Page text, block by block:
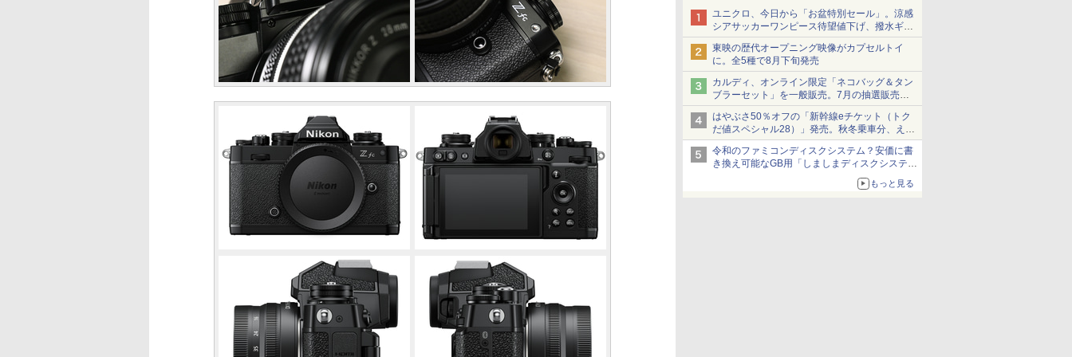
ユニクロ、今日から「お盆特別セール」。涼感
シアサッカーワンピース待望値下げ、撥水ギア
ショーツは1990円に
東映の歴代オープニング映像がカプセルトイ
に。全5種で8月下旬発売
カルディ、オンライン限定「ネコバッグ＆タン
ブラーセット」を一般販売。7月の抽選販売の
当選無効分
はやぶさ50％オフの「新幹線eチケット（トク
だ値スペシャル28）」発売。秋冬乗車分、えき
ねっと限定
令和のファミコンディスクシステム？安価に書
き換え可能なGB用「しましまディスクシステ
もっと見る